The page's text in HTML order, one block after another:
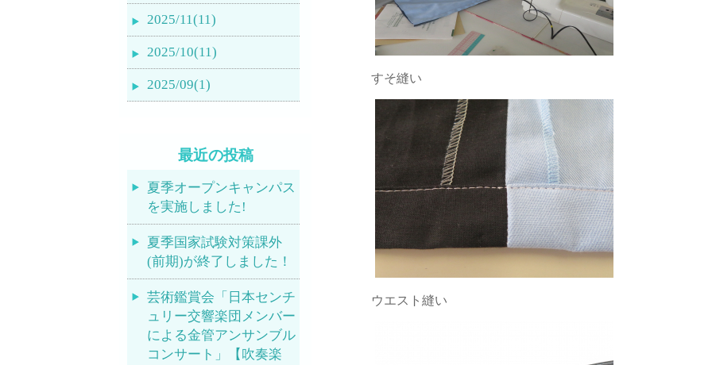
すそ縫い
ウエスト縫い
2025/11(11)
2025/10(11)
2025/09(1)
最近の投稿
夏季オープンキャンパス
を実施しました!
夏季国家試験対策課外
(前期)が終了しました！
芸術鑑賞会「日本センチ
ュリー交響楽団メンバー
による金管アンサンブル
コンサート」【吹奏楽